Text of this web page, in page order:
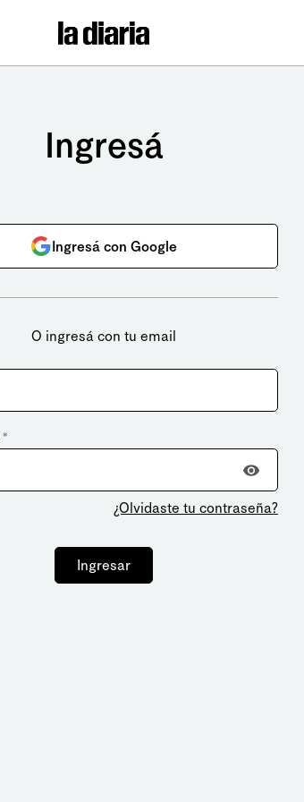
Ingresá
Ingresá con Google
O ingresá con tu email
*
¿Olvidaste tu contraseña?
Ingresar